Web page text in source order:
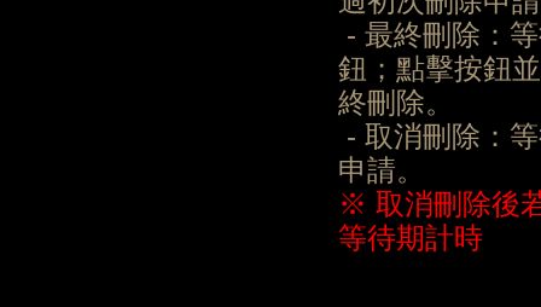
- 最終刪除：
鈕；點擊按鈕
終刪除。
- 取消刪除：
申請。
※ 取消刪除後
等待期計時